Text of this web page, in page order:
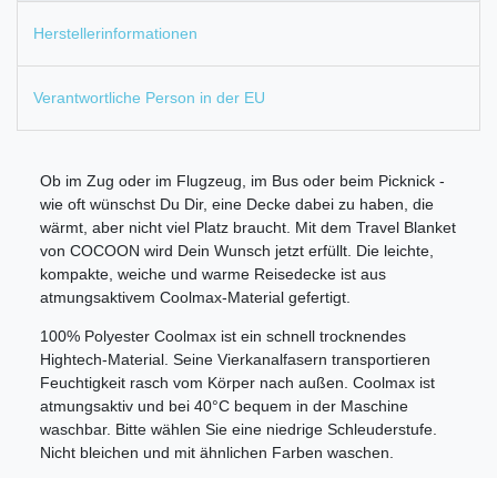
Herstellerinformationen
Verantwortliche Person in der EU
Ob im Zug oder im Flugzeug, im Bus oder beim Picknick -
wie oft wünschst Du Dir, eine Decke dabei zu haben, die
wärmt, aber nicht viel Platz braucht. Mit dem Travel Blanket
von COCOON wird Dein Wunsch jetzt erfüllt. Die leichte,
kompakte, weiche und warme Reisedecke ist aus
atmungsaktivem Coolmax-Material gefertigt.
100% Polyester Coolmax ist ein schnell trocknendes
Hightech-Material. Seine Vierkanalfasern transportieren
Feuchtigkeit rasch vom Körper nach außen. Coolmax ist
atmungsaktiv und bei 40°C bequem in der Maschine
waschbar. Bitte wählen Sie eine niedrige Schleuderstufe.
Nicht bleichen und mit ähnlichen Farben waschen.